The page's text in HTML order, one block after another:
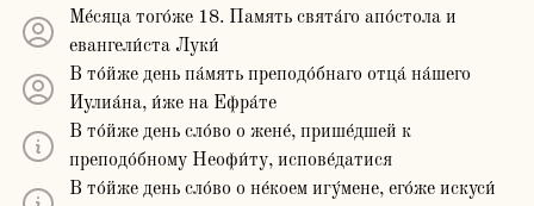
Ме́сяца того́же 18. Память свята́го апо́стола и
евангели́ста Луки́
В то́йже день па́мять преподо́бнаго отца́ на́шего
Иулиа́на, и́же на Ефра́те
В то́йже день сло́во о жене́, прише́дшей к
преподо́бному Неофи́ту, испове́датися
В то́йже день сло́во о не́коем игу́мене, его́же искуси́